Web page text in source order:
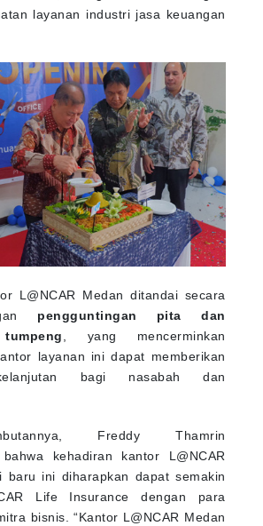
layanan industri jasa keuangan
L@NCAR Medan ditandai secara
pengguntingan pita dan
, yang mencerminkan
layanan ini dapat memberikan
bagi nasabah dan
Freddy Thamrin
bahwa kehadiran kantor L@NCAR
baru ini diharapkan dapat semakin
Life Insurance dengan para
bisnis. “Kantor L@NCAR Medan